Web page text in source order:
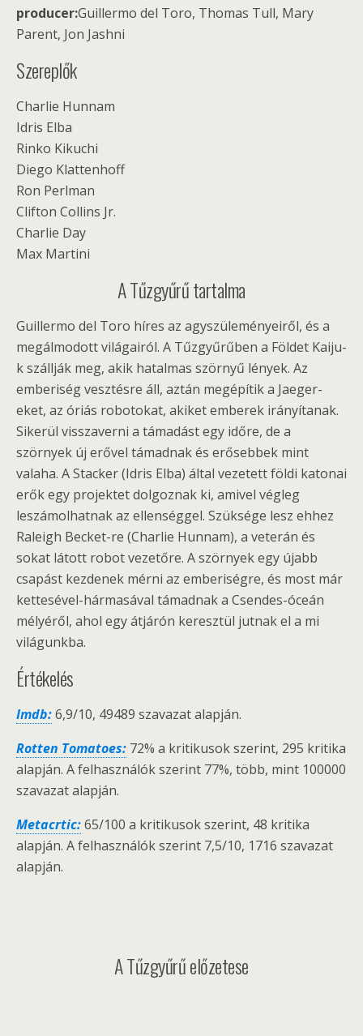
producer:Guillermo del Toro, Thomas Tull, Mary
Parent, Jon Jashni
Szereplők
Charlie Hunnam
Idris Elba
Rinko Kikuchi
Diego Klattenhoff
Ron Perlman
Clifton Collins Jr.
Charlie Day
Max Martini
A Tűzgyűrű tartalma
Guillermo del Toro híres az agyszüleményeiről, és a
megálmodott világairól. A Tűzgyűrűben a Földet Kaiju-
k szállják meg, akik hatalmas szörnyű lények. Az
emberiség vesztésre áll, aztán megépítik a Jaeger-
eket, az óriás robotokat, akiket emberek irányítanak.
Sikerül visszaverni a támadást egy időre, de a
szörnyek új erővel támadnak és erősebbek mint
valaha. A Stacker (Idris Elba) által vezetett földi katonai
erők egy projektet dolgoznak ki, amivel végleg
leszámolhatnak az ellenséggel. Szüksége lesz ehhez
Raleigh Becket-re (Charlie Hunnam), a veterán és
sokat látott robot vezetőre. A szörnyek egy újabb
csapást kezdenek mérni az emberiségre, és most már
kettesével-hármasával támadnak a Csendes-óceán
mélyéről, ahol egy átjárón keresztül jutnak el a mi
világunkba.
Értékelés
Imdb:6,9/10, 49489 szavazat alapján.
Rotten Tomatoes: 72% a kritikusok szerint, 295 kritika
alapján. A felhasználók szerint 77%, több, mint 100000
szavazat alapján.
Metacrtic:65/100 a kritikusok szerint, 48 kritika
alapján. A felhasználók szerint 7,5/10, 1716 szavazat
alapján.
A Tűzgyűrű előzetese